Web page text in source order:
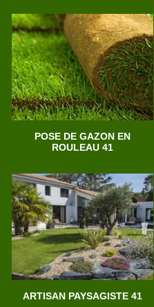
POSE DE GAZON EN
ROULEAU 41
ARTISAN PAYSAGISTE 41